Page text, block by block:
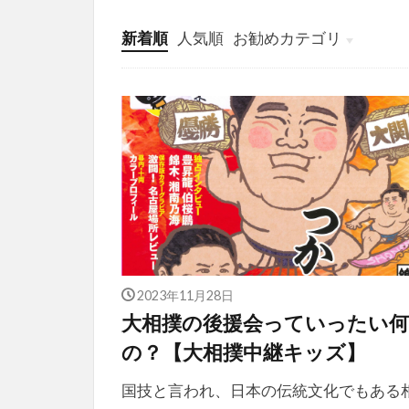
新着順 人気順 お勧めカテゴリ
投稿
学び
マンガ
電子書籍
2023年11月28日
大相撲の後援会っていったい
の？【大相撲中継キッズ】
国技と言われ、日本の伝統文化でもある